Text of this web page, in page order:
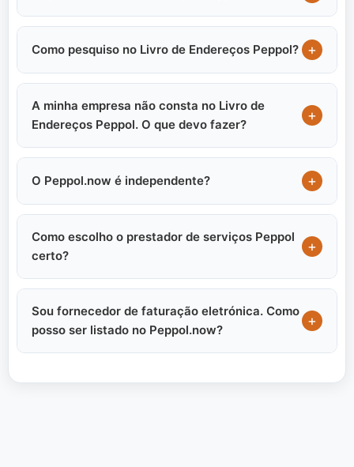
Como pesquiso no Livro de Endereços Peppol? +
A minha empresa não consta no Livro de
Endereços Peppol. O que devo fazer?
+
O Peppol.now é independente? +
Como escolho o prestador de serviços Peppol
certo?
+
Sou fornecedor de faturação eletrónica. Como
posso ser listado no Peppol.now?
+